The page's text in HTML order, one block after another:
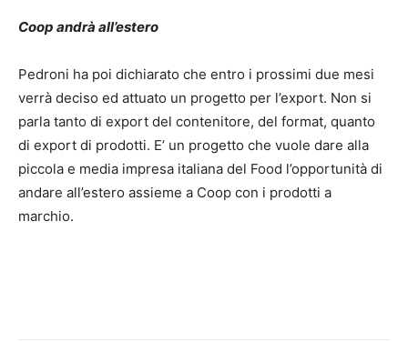
Coop andrà all’estero
Pedroni ha poi dichiarato che entro i prossimi due mesi
verrà deciso ed attuato un progetto per l’export. Non si
parla tanto di export del contenitore, del format, quanto
di export di prodotti. E’ un progetto che vuole dare alla
piccola e media impresa italiana del Food l’opportunità di
andare all’estero assieme a Coop con i prodotti a
marchio.